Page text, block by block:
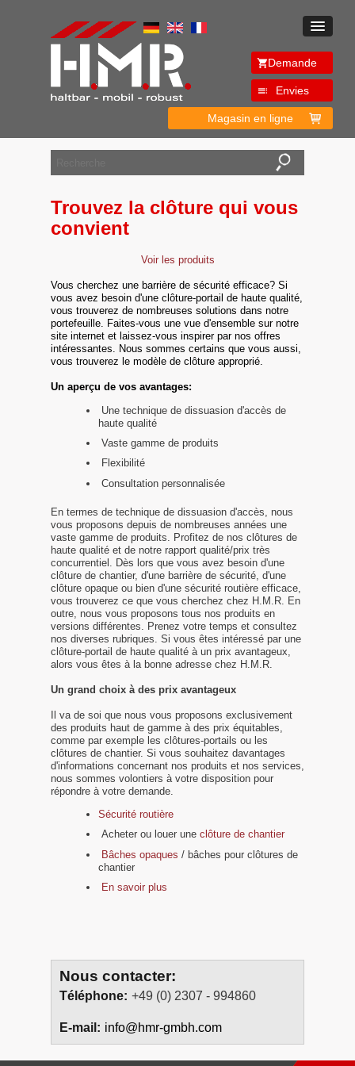
Demande
Envies
Magasin en ligne
Trouvez la clôture qui vous
convient
Voir les produits
Vous cherchez une barrière de sécurité efficace? Si
vous avez besoin d'une clôture-portail de haute qualité,
vous trouverez de nombreuses solutions dans notre
portefeuille. Faites-vous une vue d'ensemble sur notre
site internet et laissez-vous inspirer par nos offres
intéressantes. Nous sommes certains que vous aussi,
vous trouverez le modèle de clôture approprié.
Un aperçu de vos avantages:
Une technique de dissuasion d'accès de
haute qualité
Vaste gamme de produits
Flexibilité
Consultation personnalisée
En termes de technique de dissuasion d'accès, nous
vous proposons depuis de nombreuses années une
vaste gamme de produits. Profitez de nos clôtures de
haute qualité et de notre rapport qualité/prix très
concurrentiel. Dès lors que vous avez besoin d'une
clôture de chantier, d'une barrière de sécurité, d'une
clôture opaque ou bien d'une sécurité routière efficace,
vous trouverez ce que vous cherchez chez H.M.R. En
outre, nous vous proposons tous nos produits en
versions différentes. Prenez votre temps et consultez
nos diverses rubriques. Si vous êtes intéressé par une
clôture-portail de haute qualité à un prix avantageux,
alors vous êtes à la bonne adresse chez H.M.R.
Un grand choix à des prix avantageux
Il va de soi que nous vous proposons exclusivement
des produits haut de gamme à des prix équitables,
comme par exemple les clôtures-portails ou les
clôtures de chantier. Si vous souhaitez davantages
d'informations concernant nos produits et nos services,
nous sommes volontiers à votre disposition pour
répondre à votre demande.
Sécurité routière
Acheter ou louer une clôture de chantier
Bâches opaques / bâches pour clôtures de
chantier
En savoir plus
Nous contacter:
Téléphone: +49 (0) 2307 - 994860
E-mail: info@hmr-gmbh.com